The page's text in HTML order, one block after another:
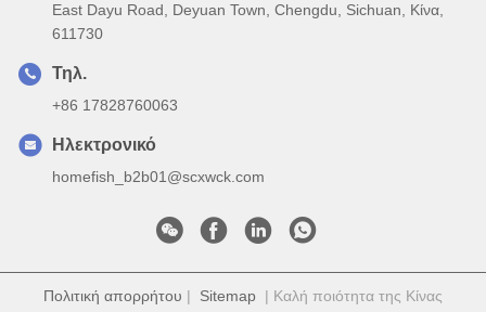
East Dayu Road, Deyuan Town, Chengdu, Sichuan, Κίνα,
611730
Τηλ.
+86 17828760063
Ηλεκτρονικό
homefish_b2b01@scxwck.com
Πολιτική απορρήτου | Sitemap | Καλή ποιότητα της Κίνας